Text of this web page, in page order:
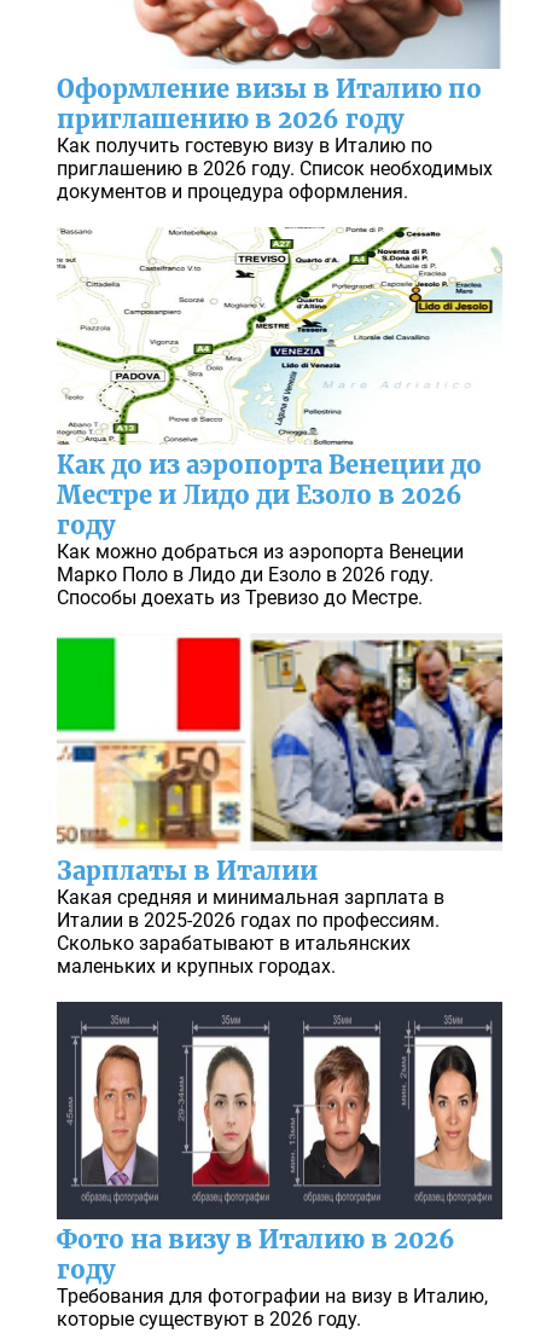
Оформление визы в Италию по
приглашению в 2026 году
Как получить гостевую визу в Италию по
приглашению в 2026 году. Список необходимых
документов и процедура оформления.
Как до из аэропорта Венеции до
Местре и Лидо ди Езоло в 2026
году
Как можно добраться из аэропорта Венеции
Марко Поло в Лидо ди Езоло в 2026 году.
Способы доехать из Тревизо до Местре.
Зарплаты в Италии
Какая средняя и минимальная зарплата в
Италии в 2025-2026 годах по профессиям.
Сколько зарабатывают в итальянских
маленьких и крупных городах.
Фото на визу в Италию в 2026
году
Требования для фотографии на визу в Италию,
которые существуют в 2026 году.